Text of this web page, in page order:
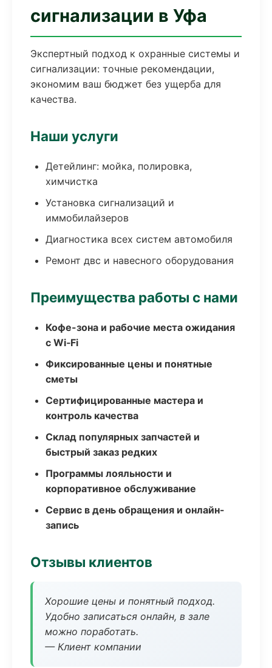
сигнализации в Уфа
Экспертный подход к охранные системы и
сигнализации: точные рекомендации,
экономим ваш бюджет без ущерба для
качества.
Наши услуги
Детейлинг: мойка, полировка,
химчистка
Установка сигнализаций и
иммобилайзеров
Диагностика всех систем автомобиля
Ремонт двс и навесного оборудования
Преимущества работы с нами
Кофе-зона и рабочие места ожидания
с Wi‑Fi
Фиксированные цены и понятные
сметы
Сертифицированные мастера и
контроль качества
Склад популярных запчастей и
быстрый заказ редких
Программы лояльности и
корпоративное обслуживание
Сервис в день обращения и онлайн-
запись
Отзывы клиентов
Хорошие цены и понятный подход.
Удобно записаться онлайн, в зале
можно поработать.
— Клиент компании